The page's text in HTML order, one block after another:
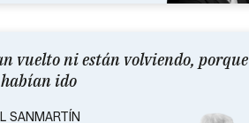
vuelto ni están volviendo, porque
habían ido
SANMARTÍN